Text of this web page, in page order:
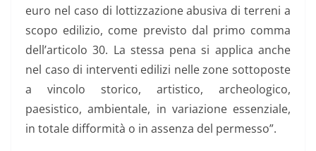
euro nel caso di lottizzazione abusiva di terreni a
scopo edilizio, come previsto dal primo comma
dell’articolo 30. La stessa pena si applica anche
nel caso di interventi edilizi nelle zone sottoposte
a vincolo storico, artistico, archeologico,
paesistico, ambientale, in variazione essenziale,
in totale difformità o in assenza del permesso”.